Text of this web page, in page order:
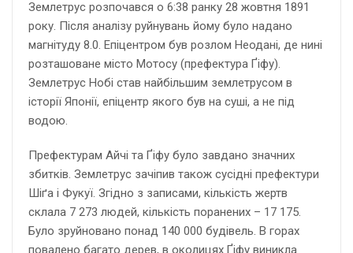
Землетрус розпочався о 6:38 ранку 28 жовтня 1891
року. Після аналізу руйнувань йому було надано
магнітуду 8.0. Епіцентром був розлом Неодані, де нині
розташоване місто Мотосу (префектура Ґіфу).
Землетрус Нобі став найбільшим землетрусом в
історії Японії, епіцентр якого був на суші, а не під
водою.
Префектурам Айчі та Ґіфу було завдано значних
збитків. Землетрус зачіпив також сусідні префектури
Шіґа і Фукуї. Згідно з записами, кількість жертв
склала 7 273 людей, кількість поранених – 17 175.
Було зруйновано понад 140 000 будівель. В горах
повалено багато дерев, в околицях Ґіфу виникла